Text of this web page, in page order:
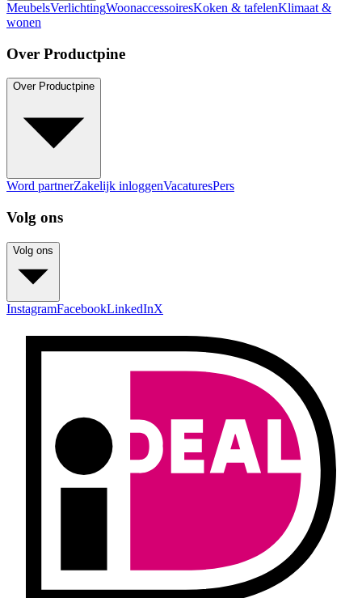
MeubelsVerlichtingWoonaccessoiresKoken & tafelenKlimaat &
wonen
Over Productpine
Over Productpine
Word partnerZakelijk inloggenVacaturesPers
Volg ons
Volg ons
InstagramFacebookLinkedInX